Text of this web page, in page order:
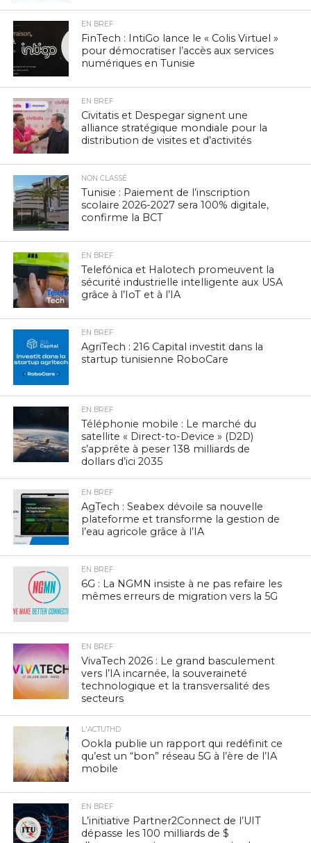
EN BREF
FinTech : IntiGo lance le « Colis Virtuel »
pour démocratiser l’accès aux services
numériques en Tunisie
EN BREF
Civitatis et Despegar signent une
alliance stratégique mondiale pour la
distribution de visites et d’activités
NON CLASSÉ
Tunisie : Paiement de l’inscription
scolaire 2026-2027 sera 100% digitale,
confirme la BCT
EN BREF
Telefónica et Halotech promeuvent la
sécurité industrielle intelligente aux USA
grâce à l’IoT et à l’IA
EN BREF
AgriTech : 216 Capital investit dans la
startup tunisienne RoboCare
EN BREF
Téléphonie mobile : Le marché du
satellite « Direct-to-Device » (D2D)
s’apprête à peser 138 milliards de
dollars d’ici 2035
EN BREF
AgTech : Seabex dévoile sa nouvelle
plateforme et transforme la gestion de
l’eau agricole grâce à l’IA
EN BREF
6G : La NGMN insiste à ne pas refaire les
mêmes erreurs de migration vers la 5G
EN BREF
VivaTech 2026 : Le grand basculement
vers l’IA incarnée, la souveraineté
technologique et la transversalité des
secteurs
L'ACTUTHD
Ookla publie un rapport qui redéfinit ce
qu’est un “bon” réseau 5G à l’ère de l’IA
mobile
EN BREF
L’initiative Partner2Connect de l’UIT
dépasse les 100 milliards de $